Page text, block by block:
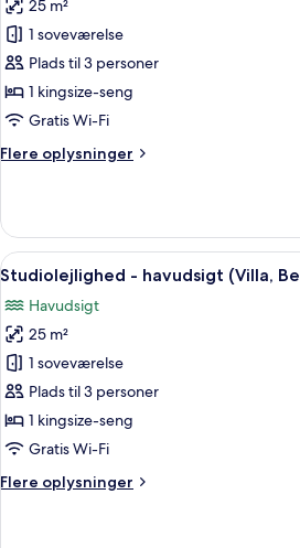
Pool)
af
Studio
Bedroom
Garden
View
25 m²
1 soveværelse
Plads til 3 personer
1 kingsize-seng
Gratis Wi-Fi
Flere oplysninger
Flere
Bedroom
Garden
View
Indlæs
alle
billeder
af
Studiolejlighed
-
havudsigt
(Villa,
Et
13
Studiolejlighed - havudsigt (Villa,
Havudsigt
25 m²
1 soveværelse
Plads til 3 personer
1 kingsize-seng
Gratis Wi-Fi
Flere oplysninger
Flere